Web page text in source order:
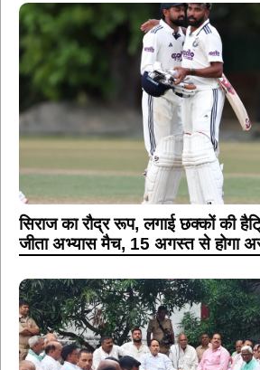
सिराज का रौद्र रूप, लगाई छक्कों की
जीता अभ्यास मैच, 15 अगस्त से होगा